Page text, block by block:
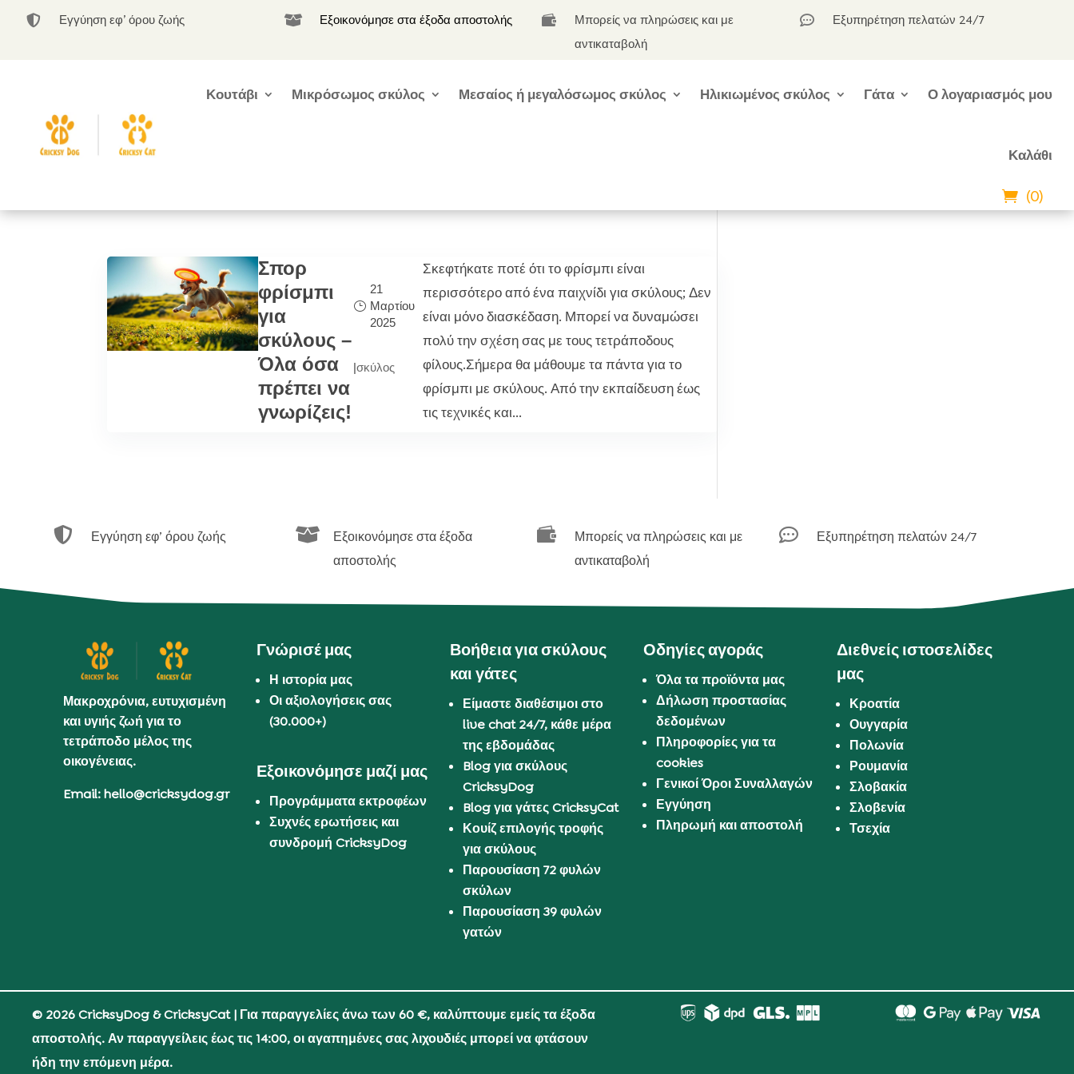
 Εγγύηση εφ’ όρου ζωής  Εξοικονόμησε στα έξοδα αποστολής 
Μπορείς να πληρώσεις και με
αντικαταβολή
 Εξυπηρέτηση πελατών 24/7
Κουτάβι Μικρόσωμος σκύλος Μεσαίος ή μεγαλόσωμος σκύλος Ηλικιωμένος σκύλος Γάτα Ο λογαριασμός μου
Καλάθι
(0)
Σπορ
φρίσμπι
για
σκύλους –
Όλα όσα
πρέπει να
γνωρίζεις!
21
Μαρτίου
2025
|σκύλος
Σκεφτήκατε ποτέ ότι το φρίσμπι είναι
περισσότερο από ένα παιχνίδι για σκύλους; Δεν
είναι μόνο διασκέδαση. Μπορεί να δυναμώσει
πολύ την σχέση σας με τους τετράποδους
φίλους.Σήμερα θα μάθουμε τα πάντα για το
φρίσμπι με σκύλους. Από την εκπαίδευση έως
τις τεχνικές και...
 Εγγύηση εφ’ όρου ζωής 
Εξοικονόμησε στα έξοδα
αποστολής

Μπορείς να πληρώσεις και με
αντικαταβολή
 Εξυπηρέτηση πελατών 24/7
Μακροχρόνια, ευτυχισμένη
και υγιής ζωή για το
τετράποδο μέλος της
οικογένειας.
Email: hello@cricksydog.gr
Γνώρισέ μας
Η ιστορία μας
Οι αξιολογήσεις σας
(30.000+)
Εξοικονόμησε μαζί μας
Προγράμματα εκτροφέων
Συχνές ερωτήσεις και
συνδρομή CricksyDog
Βοήθεια για σκύλους
και γάτες
Είμαστε διαθέσιμοι στο
live chat 24/7, κάθε μέρα
της εβδομάδας
Blog για σκύλους
CricksyDog
Blog για γάτες CricksyCat
Κουίζ επιλογής τροφής
για σκύλους
Παρουσίαση 72 φυλών
σκύλων
Παρουσίαση 39 φυλών
γατών
Οδηγίες αγοράς
Όλα τα προϊόντα μας
Δήλωση προστασίας
δεδομένων
Πληροφορίες για τα
cookies
Γενικοί Όροι Συναλλαγών
Εγγύηση
Πληρωμή και αποστολή
Διεθνείς ιστοσελίδες
μας
Κροατία
Ουγγαρία
Πολωνία
Ρουμανία
Σλοβακία
Σλοβενία
Τσεχία
© 2026 CricksyDog & CricksyCat| Για παραγγελίες άνω των 60 €, καλύπτουμε εμείς τα έξοδα
αποστολής. Αν παραγγείλεις έως τις 14:00, οι αγαπημένες σας λιχουδιές μπορεί να φτάσουν
ήδη την επόμενη μέρα.